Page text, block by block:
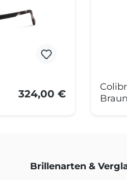
324,00 €
Brillenarten &